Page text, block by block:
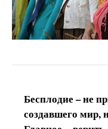
Бесплодие – не
создавшего мир,